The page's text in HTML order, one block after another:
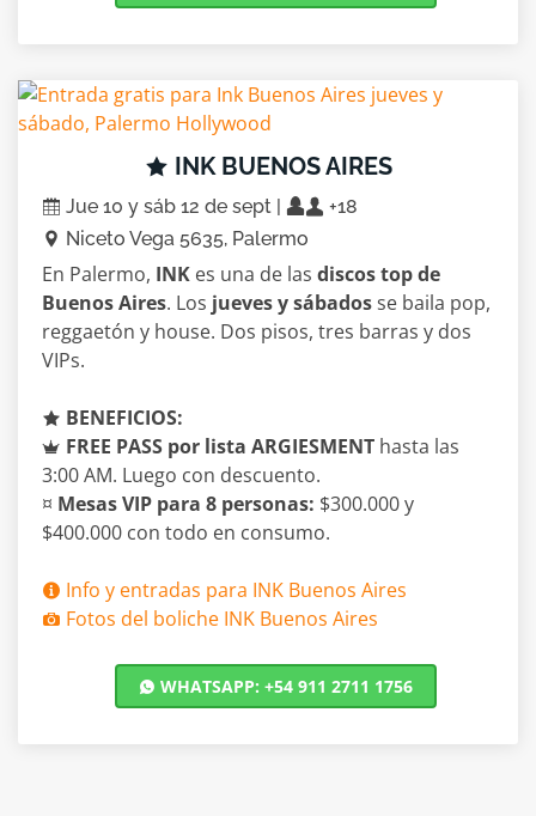
INK BUENOS AIRES
Jue 10 y sáb 12 de sept |
+18
Niceto Vega 5635, Palermo
En Palermo, INK es una de las discos top de
Buenos Aires. Los jueves y sábadosse baila pop,
reggaetón y house. Dos pisos, tres barras y dos
VIPs.
BENEFICIOS:
FREE PASS por lista ARGIESMENT hasta las
3:00 AM. Luego con descuento.
¤ Mesas VIP para 8 personas: $300.000 y
$400.000 con todo en consumo.
Info y entradas para INK Buenos Aires
Fotos del boliche INK Buenos Aires
WHATSAPP: +54 911 2711 1756